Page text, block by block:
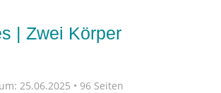
| Zwei Körper
25.06.2025 • 96 Seiten